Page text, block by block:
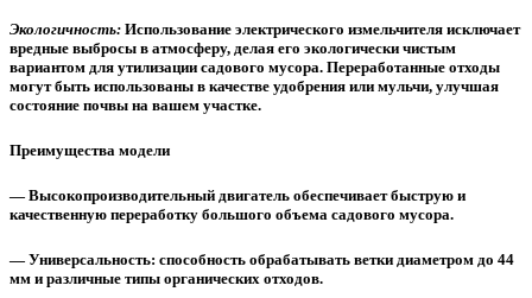
Экологичность: Использование электрического измельчителя исключает
вредные выбросы в атмосферу, делая его экологически чистым
вариантом для утилизации садового мусора. Переработанные отходы
могут быть использованы в качестве удобрения или мульчи, улучшая
состояние почвы на вашем участке.
Преимущества модели
— Высокопроизводительный двигатель обеспечивает быструю и
качественную переработку большого объема садового мусора.
— Универсальность: способность обрабатывать ветки диаметром до 44
мм и различные типы органических отходов.